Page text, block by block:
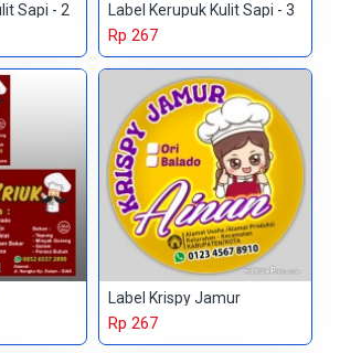
Sapi - 2 Label Kerupuk Kulit Sapi - 3
Rp 267
Label Krispy Jamur
Rp 267